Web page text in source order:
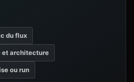
du flux
et architecture
ou run